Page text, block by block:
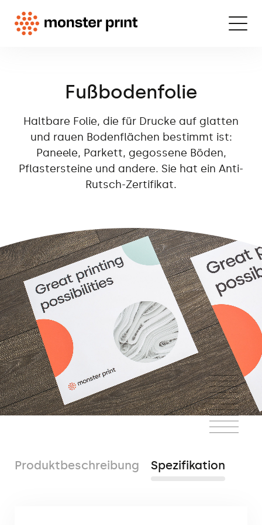
Fußbodenfolie
Haltbare Folie, die für Drucke auf glatten
und rauen Bodenflächen bestimmt ist:
Paneele, Parkett, gegossene Böden,
Pflastersteine und andere. Sie hat ein Anti-
Rutsch-Zertifikat.
Produktbeschreibung Spezifikation